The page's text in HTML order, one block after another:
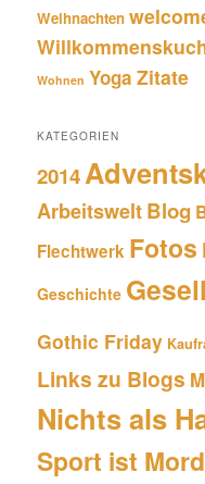
Weihnachten
Wohnen Yoga Zitate
KATEGORIEN
2014
ArbeitsweltBlog
Flechtwerk Fotos
Geschichte
Gothic Friday
Links zu Blogs
Nichts als
Sport ist Mord